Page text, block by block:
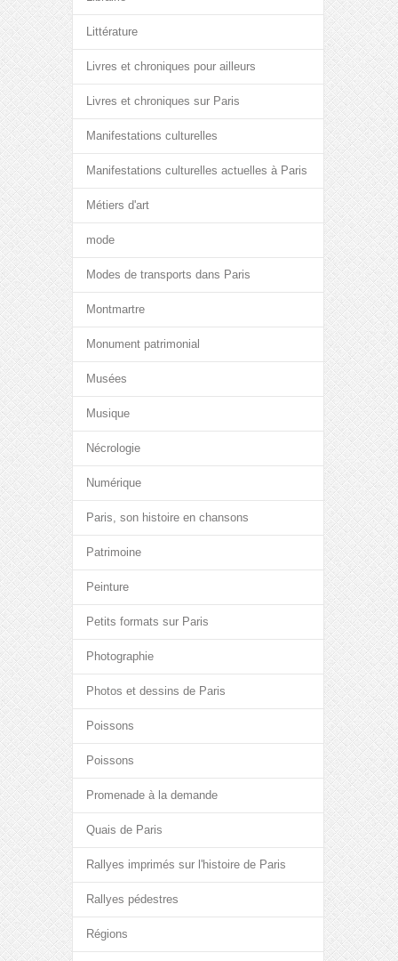
Littérature
Livres et chroniques pour ailleurs
Livres et chroniques sur Paris
Manifestations culturelles
Manifestations culturelles actuelles à Paris
Métiers d'art
mode
Modes de transports dans Paris
Montmartre
Monument patrimonial
Musées
Musique
Nécrologie
Numérique
Paris, son histoire en chansons
Patrimoine
Peinture
Petits formats sur Paris
Photographie
Photos et dessins de Paris
Poissons
Poissons
Promenade à la demande
Quais de Paris
Rallyes imprimés sur l'histoire de Paris
Rallyes pédestres
Régions